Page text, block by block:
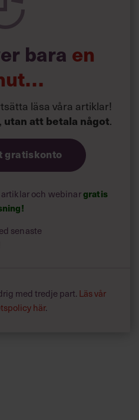
bara en
läsa våra artiklar!
utan att betala något.
gratiskonto
och webinargratis
senaste
med tredje part. Läs vår
här.